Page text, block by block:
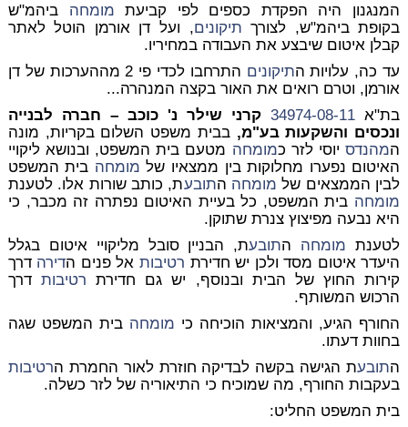
המנגנון היה הפקדת כספים לפי קביעת מומחה ביהמ"ש
בקופת ביהמ"ש, לצורך תיקונים, ועל דן אורמן הוטל לאתר
קבלן איטום שיבצע את העבודה במחיריו.
עד כה, עלויות התיקונים
התרחבו לכדי פי 2 מההערכות של דן
אורמן, וטרם רואים את האור בקצה המנהרה...
בת"א 34974-08-11 קרני שילר נ' כוכב – חברה לבנייה
ונכסים והשקעות בע"מ,בבית משפט השלום בקריות, מונה
המהנדסיוסי לזר כמומחה מטעם בית המשפט, ובנושא ליקויי
האיטום נפערו מחלוקות בין ממצאיו של מומחה בית המשפט
לבין הממצאים של מומחה התובעת, כותב שורות אלו. לטענת
מומחה בית המשפט, כל בעיית האיטום נפתרה זה מכבר, כי
היא נבעה מפיצוץ צנרת שתוקן.
לטענת מומחה התובעת, הבניין סובל מליקויי איטום בגלל
היעדר איטום מסד ולכן יש חדירת רטיבות אל פנים הדירה דרך
קירות החוץ של הבית ובנוסף, יש גם חדירת רטיבותדרך
הרכוש המשותף.
החורף הגיע, והמציאות הוכיחה כי מומחה בית המשפט שגה
בחוות דעתו.
התובעת הגישה בקשה לבדיקה חוזרת לאור החמרת הרטיבות
בעקבות החורף, מה שמוכיח כי התיאוריה של לזר כשלה.
בית המשפט החליט: